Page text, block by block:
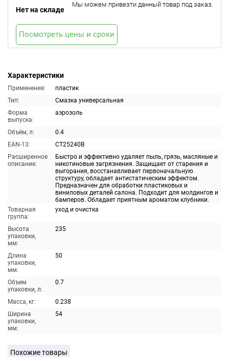
Характеристики
Применение:
пластик
Тип:
Смазка универсальная
Форма
выпуска:
аэрозоль
Объём, л:
0.4
EAN-13:
CT25240B
Расширенное
описание:
Быстро и эффективно удаляет пыль, грязь, масляные и
никотиновые загрязнения. Защищает от старения и
выгорания, восстанавливает первоначальную
структуру, обладает антистатическим эффектом.
Предназначен для обработки пластиковых и
виниловых деталей салона. Подходит для молдингов и
бамперов. Обладает приятным ароматом клубники.
Товарная
группа:
уход и очистка
Высота
упаковки,
мм:
235
Длина
упаковки,
мм:
50
Объем
упаковки, л:
0.7
Масса, кг:
0.238
Ширина
упаковки,
мм:
54
Нет на складе
Мы можем привезти данный товар под заказ.
Посмотреть цены и сроки
Похожие товары